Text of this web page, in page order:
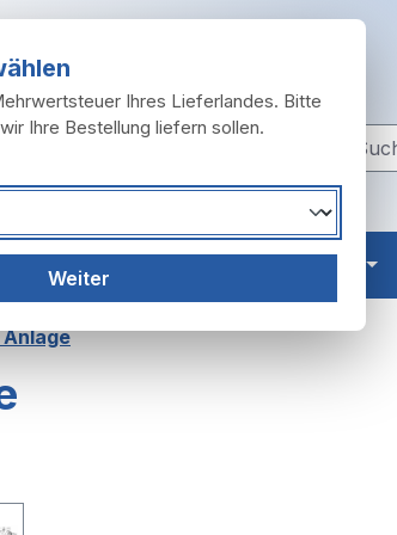
Ihres Lieferlandes. Bitte
Ihre Bestellung liefern sollen.
Weiter